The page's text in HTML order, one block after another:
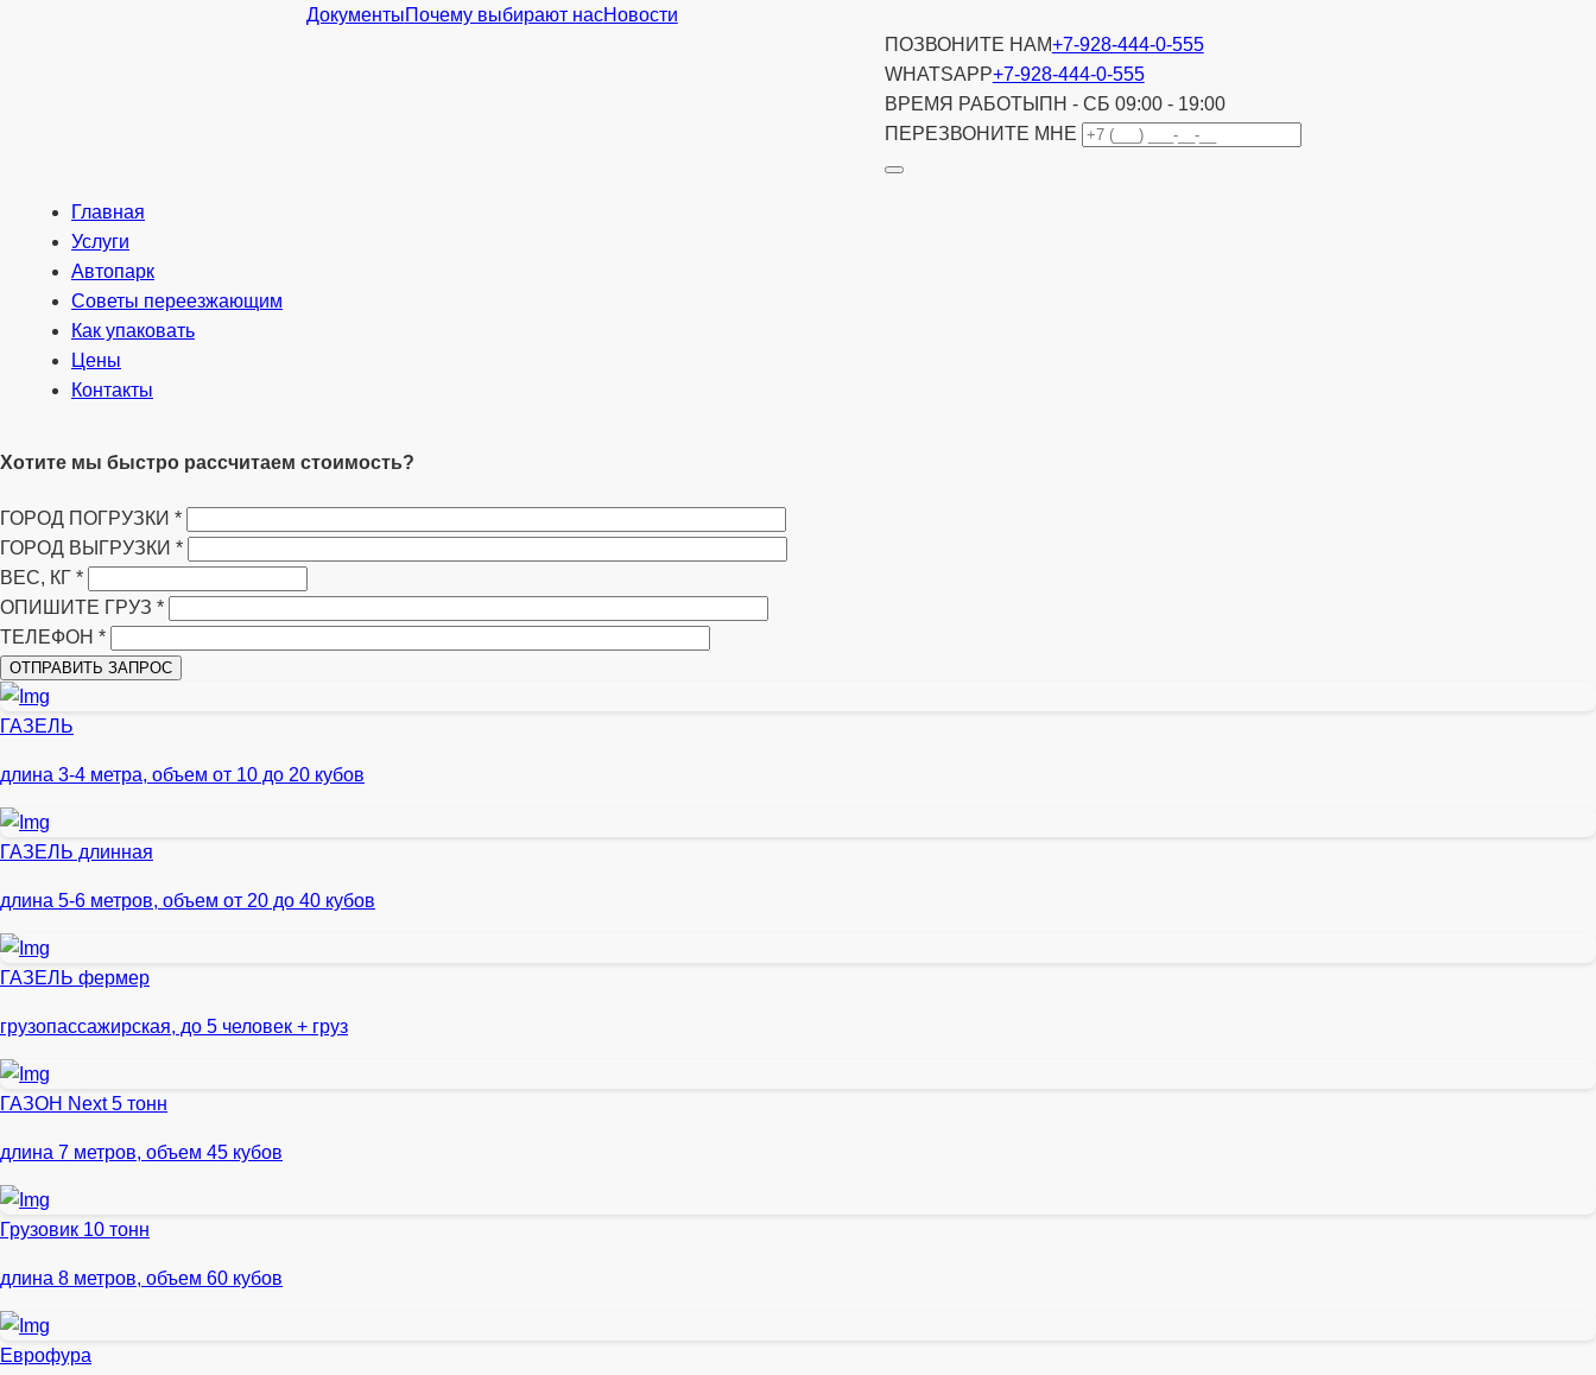
ДокументыПочему выбирают насНовости
ПОЗВОНИТЕ НАМ+7-928-444-0-555
WHATSAPP+7-928-444-0-555
ВРЕМЯ РАБОТЫ ПН - СБ 09:00 - 19:00
ПЕРЕЗВОНИТЕ МНЕ
Главная
Услуги
Автопарк
Советы переезжающим
Как упаковать
Цены
Контакты
Хотите мы быстро рассчитаем стоимость?
ГОРОД ПОГРУЗКИ *
ГОРОД ВЫГРУЗКИ *
ВЕС, КГ *
ОПИШИТЕ ГРУЗ *
ТЕЛЕФОН *
ГАЗЕЛЬ
длина 3-4 метра, объем от 10 до 20 кубов
ГАЗЕЛЬ длинная
длина 5-6 метров, объем от 20 до 40 кубов
ГАЗЕЛЬ фермер
грузопассажирская, до 5 человек + груз
ГАЗОН Next 5 тонн
длина 7 метров, объем 45 кубов
Грузовик 10 тонн
длина 8 метров, объем 60 кубов
Еврофура